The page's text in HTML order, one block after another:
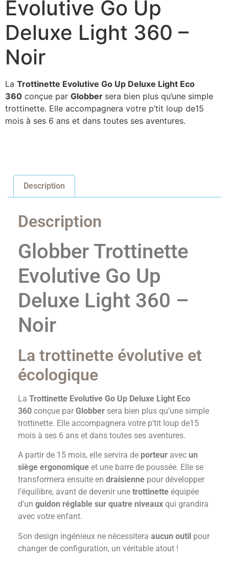
Evolutive Go Up
Deluxe Light 360 –
Noir
La Trottinette Evolutive Go Up Deluxe Light Eco
360 conçue par Globber sera bien plus qu’une simple
trottinette. Elle accompagnera votre p’tit loup de15
mois à ses 6 ans et dans toutes ses aventures.
Description
Description
Globber Trottinette
Evolutive Go Up
Deluxe Light 360 –
Noir
La trottinette évolutive et
écologique
La Trottinette Evolutive Go Up Deluxe Light Eco
360 conçue par Globber sera bien plus qu’une simple
trottinette. Elle accompagnera votre p’tit loup de15
mois à ses 6 ans et dans toutes ses aventures.
A partir de 15 mois, elle servira de porteur avec un
siège ergonomique et une barre de poussée. Elle se
transformera ensuite en draisienne pour développer
l’équilibre, avant de devenir une trottinette équipée
d’un guidon réglable sur quatre niveaux qui grandira
avec votre enfant.
Son design ingénieux ne nécessitera aucun outil pour
changer de configuration, un véritable atout !